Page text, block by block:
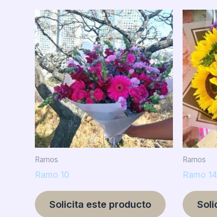
Ramos
Ramo 10
Solicita este producto
Ramos
Ramo 14